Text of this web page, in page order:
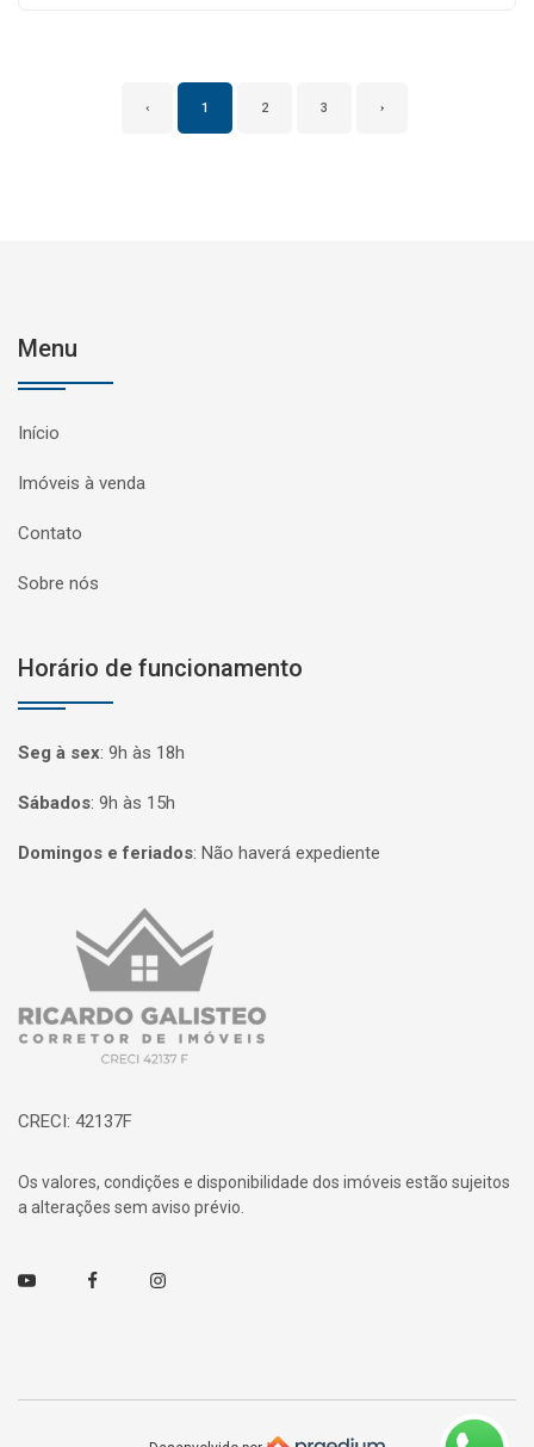
‹ 1 2 3 ›
Menu
Início
Imóveis à venda
Contato
Sobre nós
Horário de funcionamento
Seg à sex: 9h às 18h
Sábados: 9h às 15h
Domingos e feriados: Não haverá expediente
Página inicial
CRECI: 42137F
Os valores, condições e disponibilidade dos imóveis estão sujeitos
a alterações sem aviso prévio.
Youtube FacebookInstagram